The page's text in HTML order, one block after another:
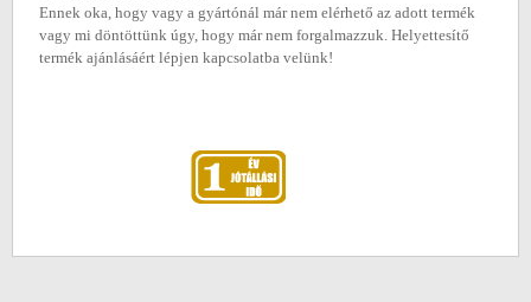
Ennek oka, hogy vagy a gyártónál már nem elérhető az adott termék
vagy mi döntöttünk úgy, hogy már nem forgalmazzuk. Helyettesítő
termék ajánlásáért lépjen kapcsolatba velünk!